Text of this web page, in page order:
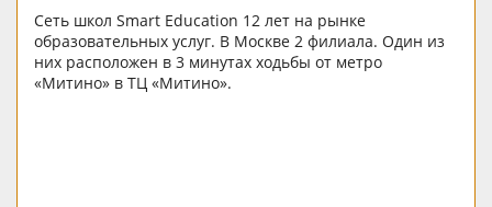
Сеть школ Smart Education 12 лет на рынке
образовательных услуг. В Москве 2 филиала. Один из
них расположен в 3 минутах ходьбы от метро
«Митино» в ТЦ «Митино».